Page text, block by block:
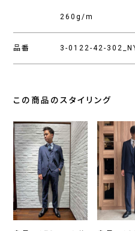
260g/m
品番 3-0122-42-
この商品のスタイリング